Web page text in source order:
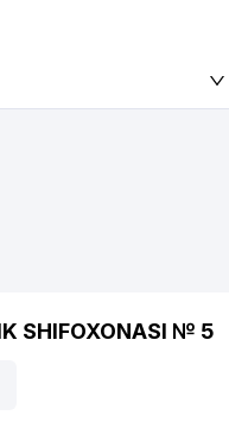
SHIFOXONASI № 5